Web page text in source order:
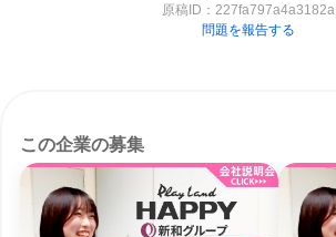
原稿ID： 227fa797a4a3182a
問題を報告する
この企業の募集